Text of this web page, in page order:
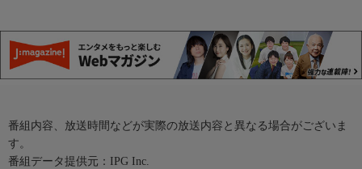
番組内容、放送時間などが実際の放送内容と異なる場合がございま
す。
番組データ提供元：IPG Inc.